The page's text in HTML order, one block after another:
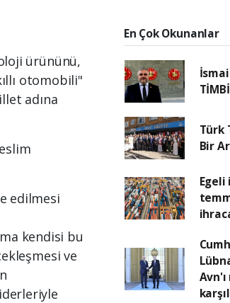
ürününü,
otomobili"
adına
edilmesi
kendisi bu
ve
En Çok Okunanlar
Türk
Bir